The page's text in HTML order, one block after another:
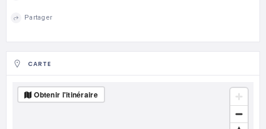
Partager
CARTE
Obtenir l'itinéraire